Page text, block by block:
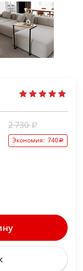
2 730
Экономия: 740